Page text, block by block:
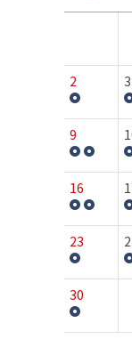
2 3
9
16
23
30